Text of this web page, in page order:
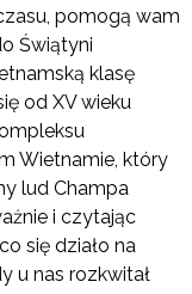
pomogą wam
Świątyni
klasę
od XV wieku
Wietnamie, który
lud Champa
i czytając
się działo na
u nas rozkwitał